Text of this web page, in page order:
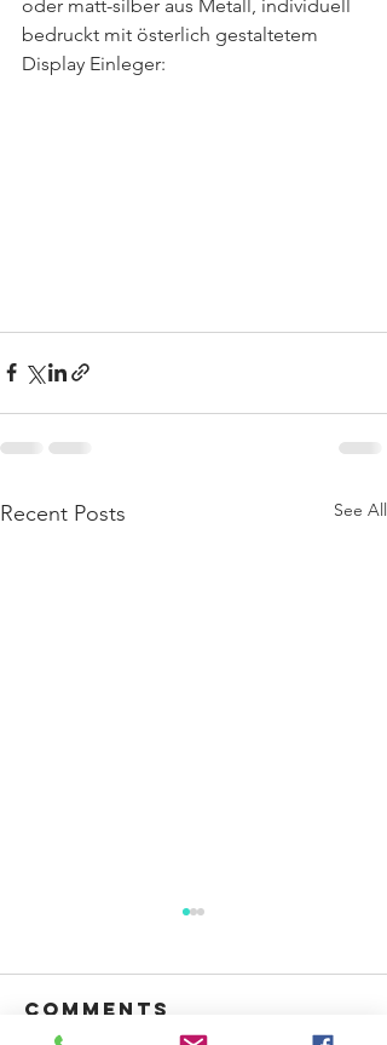
oder matt-silber aus Metall, individuell
bedruckt mit österlich gestaltetem
Display Einleger:
Recent Posts See All
Comments